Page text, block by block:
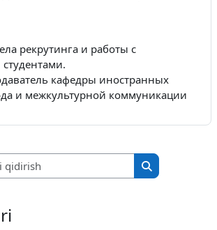
рекрутинга и работы с
кафедры иностранных
и межкультурной коммуникации
Kursni qidirish
Kursni qidirish